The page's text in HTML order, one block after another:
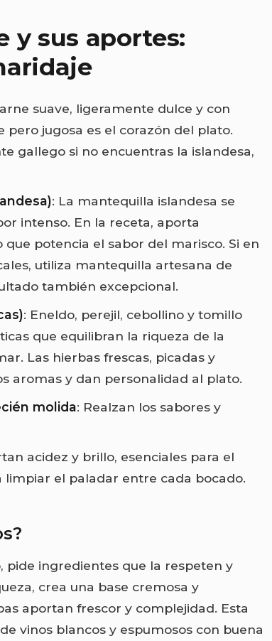
y sus aportes:
suave, ligeramente dulce y con
pero jugosa es el corazón del plato.
gallego si no encuentras la islandesa,
: La mantequilla islandesa se
intenso. En la receta, aporta
potencia el sabor del marisco. Si en
utiliza mantequilla artesana de
también excepcional.
: Eneldo, perejil, cebollino y tomillo
que equilibran la riqueza de la
Las hierbas frescas, picadas y
aromas y dan personalidad al plato.
molida: Realzan los sabores y
acidez y brillo, esenciales para el
limpiar el paladar entre cada bocado.
pide ingredientes que la respeten y
crea una base cremosa y
aportan frescor y complejidad. Esta
vinos blancos y espumosos con buena